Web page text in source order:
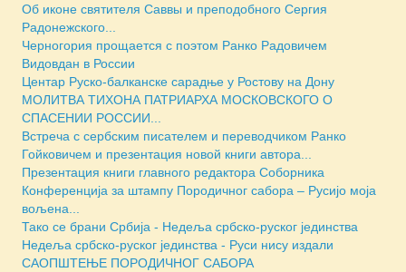
Об иконе святителя Саввы и преподобного Сергия
Радонежского...
Черногория прощается с поэтом Ранко Радовичем
Видовдан в России
Центар Руско-балканске сарадње у Ростову на Дону
МОЛИТВА ТИХОНА ПАТРИАРХА МОСКОВСКОГО О
СПАСЕНИИ РОССИИ...
Встреча с сербским писателем и переводчиком Ранко
Гойковичем и презентация новой книги автора...
Презентация книги главного редактора Соборника
Конференција за штампу Породичног сабора – Русијо моја
вољена...
Тако се брани Србија - Недеља србско-руског јединства
Недеља србско-руског јединства - Руси нису издали
САОПШТЕЊЕ ПОРОДИЧНОГ САБОРА